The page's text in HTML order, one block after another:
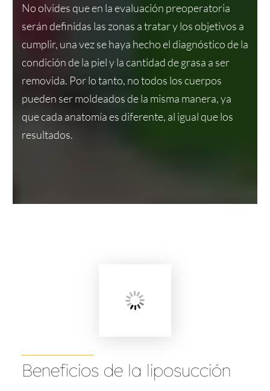
No olvides que en la evaluación preoperatoria
serán definidas las zonas a tratar y los objetivos a
cumplir, una vez se haya hecho el diagnóstico de la
condición de la piel y la cantidad de grasa a ser
removida. Por lo tanto, no todos los cuerpos
pueden ser moldeados de la misma manera, ya
que cada anatomía es diferente, al igual que los
resultados.
Beneficios de la liposucción